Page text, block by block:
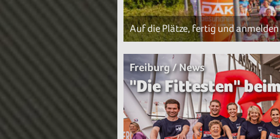
Auf die Plätze, fertig und anmelden
Freiburg / News
"Die Fittesten"